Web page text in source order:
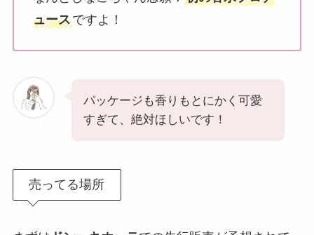
ュースですよ！
パッケージも香りもとにかく可愛
すぎて、絶対ほしいです！
売ってる場所